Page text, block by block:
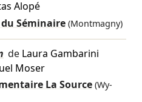
Alopé
Séminaire (Montmagny)
de Laura Gambarini
Moser
La Source (Wy-